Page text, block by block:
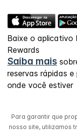
Baixe o aplicativo
Rewards
Saiba mais
reservas rápidas e
onde você estiver
Para garantir que
nosso site, utilizamos